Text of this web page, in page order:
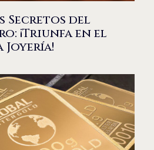
Secretos del
¡Triunfa en el